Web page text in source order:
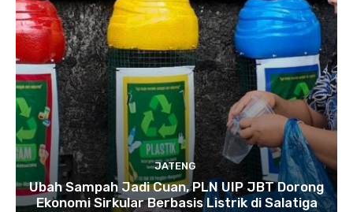
JATENG
Ubah Sampah Jadi Cuan, PLN UIP JBT Dorong
Ekonomi Sirkular Berbasis Listrik di Salatiga